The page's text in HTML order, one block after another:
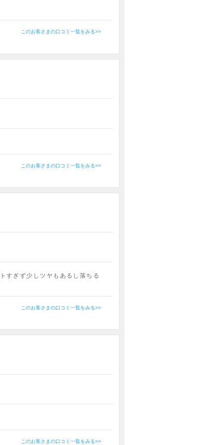
このお客さまの口コミ一覧をみる>>
このお客さまの口コミ一覧をみる>>
すぎず少しツヤもあるし落ちる
このお客さまの口コミ一覧をみる>>
このお客さまの口コミ一覧をみる>>